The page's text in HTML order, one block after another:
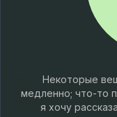
Некоторые
медленно; что-то
я хочу